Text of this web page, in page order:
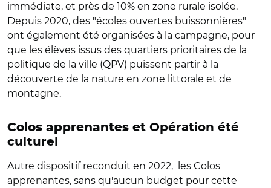
immédiate, et près de 10% en zone rurale isolée.
Depuis 2020, des "écoles ouvertes buissonnières"
ont également été organisées à la campagne, pour
que les élèves issus des quartiers prioritaires de la
politique de la ville (QPV) puissent partir à la
découverte de la nature en zone littorale et de
montagne.
Colos apprenantes et Opération été
culturel
Autre dispositif reconduit en 2022, les Colos
apprenantes, sans qu'aucun budget pour cette